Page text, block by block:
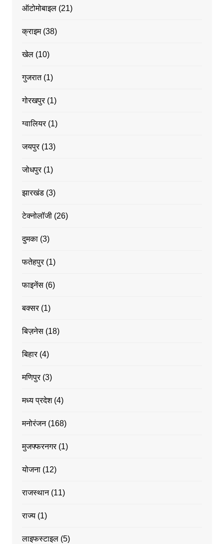
ऑटोमोबाइल(21)
क्राइम(38)
खेल(10)
गुजरात(1)
गोरखपुर(1)
ग्वालियर(1)
जयपुर(13)
जोधपुर(1)
झारखंड(3)
टेक्नोलॉजी(26)
दुमका(3)
फतेहपुर(1)
फाइनेंस(6)
बक्सर(1)
बिज़नेस(18)
बिहार(4)
मणिपुर(3)
मध्य प्रदेश(4)
मनोरंजन(168)
मुजफ्फरनगर(1)
योजना(12)
राजस्थान(11)
राज्य(1)
लाइफस्टाइल(5)